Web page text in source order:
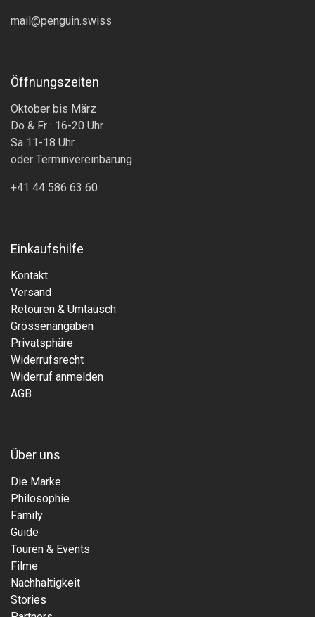
mail@penguin.swiss
Öffnungszeiten
Oktober bis März
Do & Fr : 16-20 Uhr
Sa 11-18 Uhr
oder Terminvereinbarung
+41 44 586 63 60
Einkaufshilfe
Kontakt
Versand
Retouren & Umtausch
Grössenangaben
Privatsphäre
Widerrufsrecht
Widerruf anmelden
AGB
Über uns
Die Marke
Philosophie
Family
Guide
Touren & Events
Filme
Nachhaltigkeit
Stories